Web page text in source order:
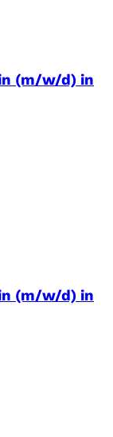
(m/w/d) in
(m/w/d) in